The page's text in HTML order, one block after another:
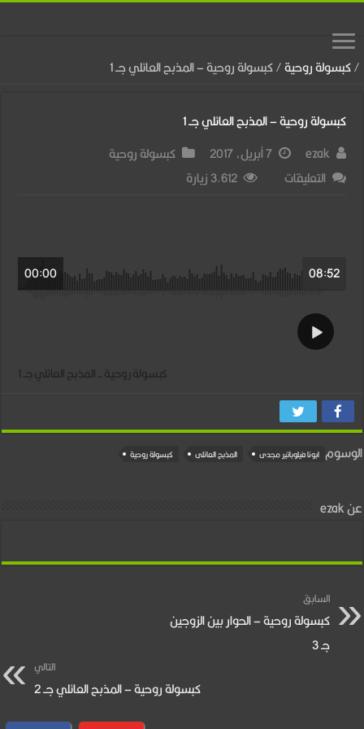
/كبسولة روحية/كبسولة روحية – المذبح العائلي جــ 1
كبسولة روحية – المذبح العائلي جــ 1
ezak
7 أبريل، 2017
كبسولة روحية
التعليقات
المذبح
3,612 زيارة
08:52
00:00
كبسولة روحية - المذبح العائلي جــ 1
الوسوم ابونا فيلوباتير مجدى المذبح العائلى كبسولة روحية
عن ezak
السابق
كبسولة روحية – الحوار بين الزوجين
جـ 3
التالي
كبسولة روحية – المذبح العائلي جــ 2